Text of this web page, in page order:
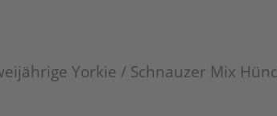
Yorkie / Schnauzer Mix